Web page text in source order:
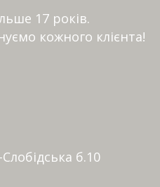
17 років.
кожного клієнта!
б.10